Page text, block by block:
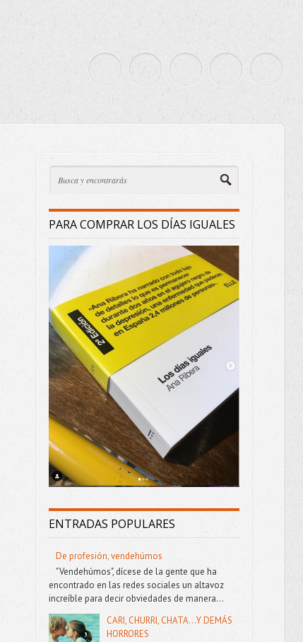
PARA COMPRAR LOS DÍAS IGUALES
ENTRADAS POPULARES
De profesión, vendehúmos
"Vendehúmos", dícese de la gente que ha
encontrado en las redes sociales un altavoz
increíble para decir obviedades de manera...
CARI, CHURRI, CHATA...Y DEMÁS
HORRORES